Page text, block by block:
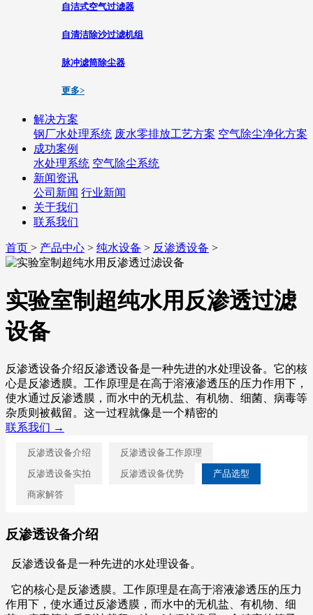
自洁式空气过滤器
自清洁除沙过滤机组
脉冲滤筒除尘器
更多>
解决方案
钢厂水处理系统 废水零排放工艺方案 空气除尘净化方案
成功案例
水处理系统 空气除尘系统
新闻资讯
公司新闻 行业新闻
关于我们
联系我们
首页 > 产品中心 > 纯水设备 > 反渗透设备 >
实验室制超纯水用反渗透过滤
设备
反渗透设备介绍反渗透设备是一种先进的水处理设备。它的核
心是反渗透膜。工作原理是在高于溶液渗透压的压力作用下，
使水通过反渗透膜，而水中的无机盐、有机物、细菌、病毒等
杂质则被截留。这一过程就像是一个精密的
联系我们 →
反渗透设备介绍
反渗透设备工作原理
反渗透设备实拍
反渗透设备优势
产品选型
商家解答
反渗透设备介绍
反渗透设备是一种先进的水处理设备。
它的核心是反渗透膜。工作原理是在高于溶液渗透压的压力
作用下，使水通过反渗透膜，而水中的无机盐、有机物、细